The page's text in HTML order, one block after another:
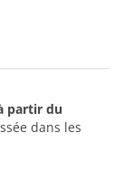
partir du
dans les